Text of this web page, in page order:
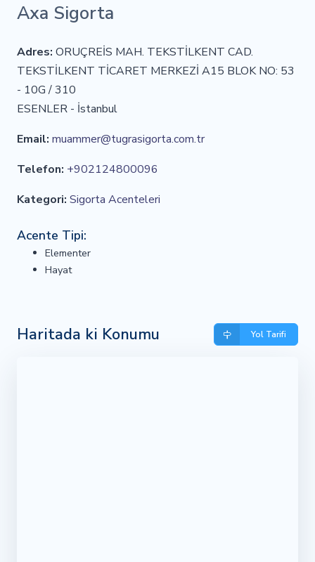
Axa Sigorta
Adres: ORUÇREİS MAH. TEKSTİLKENT CAD.
TEKSTİLKENT TİCARET MERKEZİ A15 BLOK NO: 53
- 10G / 310
ESENLER - İstanbul
Email: muammer@tugrasigorta.com.tr
Telefon: +902124800096
Kategori: Sigorta Acenteleri
Acente Tipi:
Elementer
Hayat
Haritada ki Konumu Yol Tarifi